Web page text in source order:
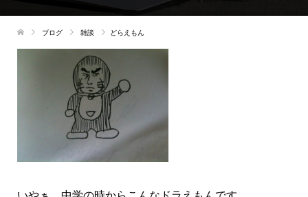
ブログ 雑談 どらえもん